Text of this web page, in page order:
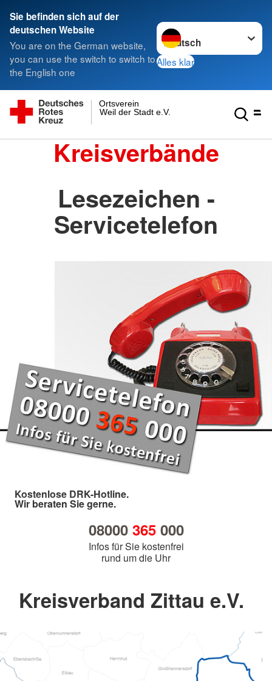
Sie befinden sich auf der
deutschen Website
You are on the German website,
you can use the switch to switch to
the English one
Sprache wechseln zu
Alles klar
Weil der Stadt e.V.
Ortsverein
Kreisverbände
Lesezeichen -
Servicetelefon
Kostenlose DRK-Hotline.
Wir beraten Sie gerne.
08000 365000
Infos für Sie kostenfrei
rund um die Uhr
Kreisverband Zittau e.V.